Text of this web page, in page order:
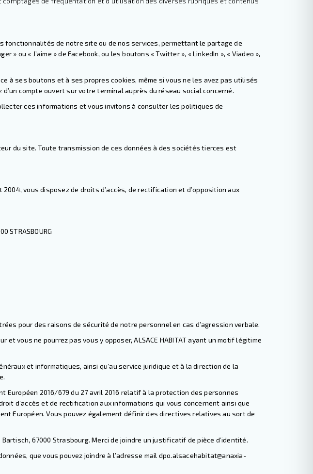
fonctionnalités de notre site ou de nos services, permettant le partage de
ou « J’aime » de Facebook, ou les boutons « Twitter », « LinkedIn », « Viadeo »,
ses boutons et à ses propres cookies, même si vous ne les avez pas utilisés
compte ouvert sur votre terminal auprès du réseau social concerné.
ces informations et vous invitons à consulter les politiques de
du site. Toute transmission de ces données à des sociétés tierces est
2004, vous disposez de droits d’accès, de rectification et d’opposition aux
STRASBOURG
pour des raisons de sécurité de notre personnel en cas d’agression verbale.
vous ne pourrez pas vous y opposer, ALSACE HABITAT ayant un motif légitime
et informatiques, ainsi qu’au service juridique et à la direction de la
Européen 2016/679 du 27 avril 2016 relatif à la protection des personnes
d’accès et de rectification aux informations qui vous concernent ainsi que
Européen. Vous pouvez également définir des directives relatives au sort de
67000 Strasbourg. Merci de joindre un justificatif de pièce d’identité.
que vous pouvez joindre à l’adresse mail dpo.alsacehabitat@anaxia-